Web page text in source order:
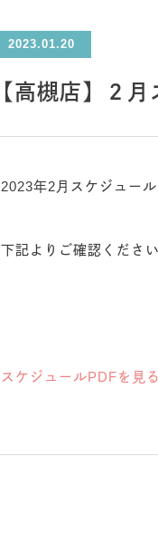
2023.01.20
【高槻店】２
2023年2月スケジュー
下記よりご確認ください
スケジュールPDFを見る